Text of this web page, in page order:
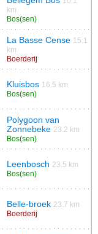
km
Bos(sen)
La Basse Cense 15.1
km
Boerderij
Kluisbos 16.5 km
Bos(sen)
Polygoon van
Zonnebeke 23.2 km
Bos(sen)
Leenbosch 23.5 km
Bos(sen)
Belle-broek 23.7 km
Boerderij